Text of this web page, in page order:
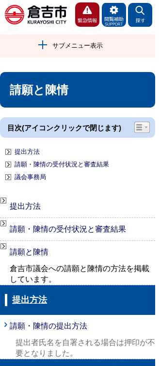
サブメニュー表示
請願と陳情
目次(アイコンクリックで閉じます)
提出方法
請願・陳情の受付状況と審査結果
議会事務局
提出方法
請願・陳情の受付状況と審査結果
請願と陳情
倉吉市議会への請願と陳情の方法を掲載
しています。
提出方法
請願・陳情の提出方法
提出者氏名を自署される場合は押印が不
要となりました。